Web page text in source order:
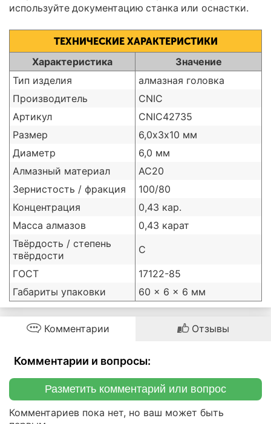
используйте документацию станка или оснастки.
ТЕХНИЧЕСКИЕ ХАРАКТЕРИСТИКИ
Характеристика
Значение
Тип изделия
алмазная головка
Производитель
CNIC
Артикул
CNIC42735
Размер
6,0х3х10 мм
Диаметр
6,0 мм
Алмазный материал
АС20
Зернистость / фракция
100/80
Концентрация
0,43 кар.
Масса алмазов
0,43 карат
Твёрдость / степень
твёрдости
С
ГОСТ
17122-85
Габариты упаковки
60 × 6 × 6 мм
Комментарии Отзывы
Комментарии и вопросы:
Разметить комментарий или вопрос
Комментариев пока нет, но ваш может быть